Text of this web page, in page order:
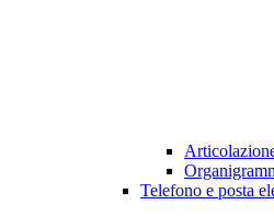
Telefono e posta